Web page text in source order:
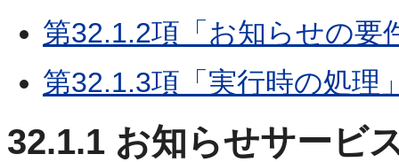
第32.1.2項「お知らせの要
第32.1.3項「実行時の処理
32.1.1 お知らせサービ